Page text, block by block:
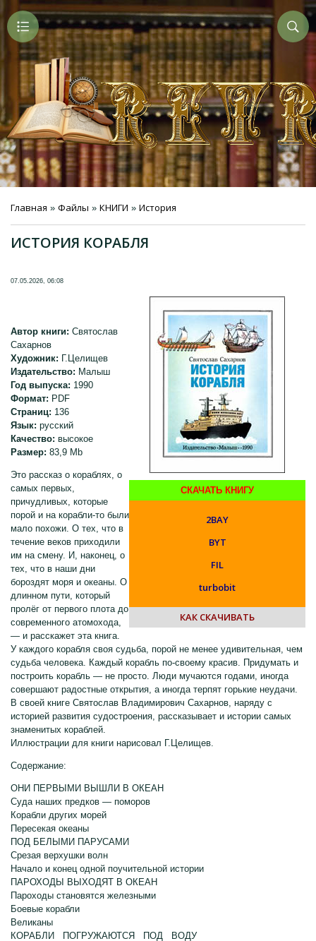
Главная » Файлы » КНИГИ » История
ИСТОРИЯ КОРАБЛЯ
07.05.2026, 06:08
СКАЧАТЬ КНИГУ
2BAY
BYT
FIL
turbobit
КАК СКАЧИВАТЬ
Автор книги: Святослав
Сахарнов
Художник: Г.Целищев
Издательство: Малыш
Год выпуска: 1990
Формат: PDF
Страниц: 136
Язык: русский
Качество: высокое
Размер: 83,9 Mb
Это рассказ о кораблях, о
самых первых,
причудливых, которые
порой и на корабли-то были
мало похожи. О тех, что в
течение веков приходили
им на смену. И, наконец, о
тех, что в наши дни
бороздят моря и океаны. О
длинном пути, который
пролёг от первого плота до
современного атомохода,
— и расскажет эта книга.
У каждого корабля своя судьба, порой не менее удивительная, чем
судьба человека. Каждый корабль по-своему красив. Придумать и
построить корабль — не просто. Люди мучаются годами, иногда
совершают радостные открытия, а иногда терпят горькие неудачи.
В своей книге Святослав Владимирович Сахарнов, наряду с
историей развития судостроения, рассказывает и истории самых
знаменитых кораблей.
Иллюстрации для книги нарисовал Г.Целищев.
Содержание:
ОНИ ПЕРВЫМИ ВЫШЛИ В ОКЕАН
Суда наших предков — поморов
Корабли других морей
Пересекая океаны
ПОД БЕЛЫМИ ПАРУСАМИ
Срезая верхушки волн
Начало и конец одной поучительной истории
ПАРОХОДЫ ВЫХОДЯТ В ОКЕАН
Пароходы становятся железными
Боевые корабли
Великаны
КОРАБЛИ ПОГРУЖАЮТСЯ ПОД ВОДУ